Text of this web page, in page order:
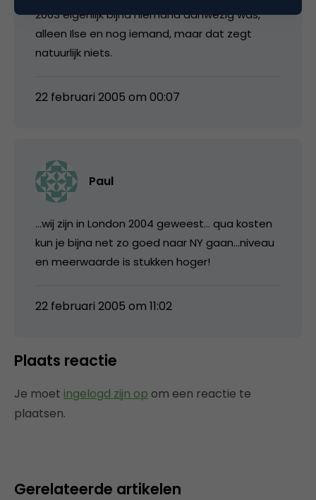
2003 eigenlijk bijna niemand aanwezig was,
alleen Ilse en nog iemand, maar dat zegt
natuurlijk niets.
22 februari 2005 om 00:07
Paul
…wij zijn in London 2004 geweest… qua kosten
kun je bijna net zo goed naar NY gaan…niveau
en meerwaarde is stukken hoger!
22 februari 2005 om 11:02
Plaats reactie
Je moet ingelogd zijn op om een reactie te
plaatsen.
Gerelateerde artikelen